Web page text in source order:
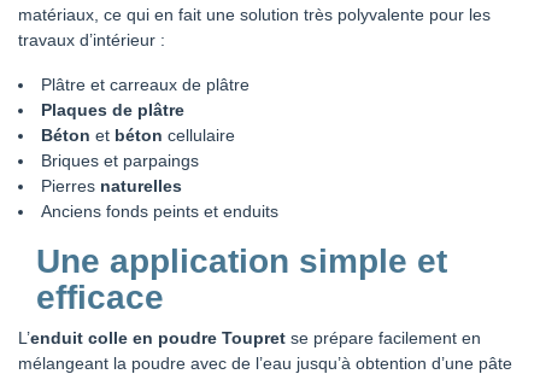
matériaux, ce qui en fait une solution très polyvalente pour les
travaux d’intérieur :
Plâtre et carreaux de plâtre
Plaques de plâtre
Béton et béton cellulaire
Briques et parpaings
Pierres naturelles
Anciens fonds peints et enduits
Une application simple et
efficace
L’enduit colle en poudre Toupret se prépare facilement en
mélangeant la poudre avec de l’eau jusqu’à obtention d’une pâte